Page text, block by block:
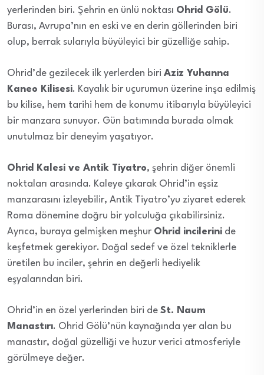
yerlerinden biri. Şehrin en ünlü noktası Ohrid Gölü.
Burası, Avrupa’nın en eski ve en derin göllerinden biri
olup, berrak sularıyla büyüleyici bir güzelliğe sahip.
Ohrid’de gezilecek ilk yerlerden biri Aziz Yuhanna
Kaneo Kilisesi. Kayalık bir uçurumun üzerine inşa edilmiş
bu kilise, hem tarihi hem de konumu itibarıyla büyüleyici
bir manzara sunuyor. Gün batımında burada olmak
unutulmaz bir deneyim yaşatıyor.
Ohrid Kalesi ve Antik Tiyatro, şehrin diğer önemli
noktaları arasında. Kaleye çıkarak Ohrid’in eşsiz
manzarasını izleyebilir, Antik Tiyatro’yu ziyaret ederek
Roma dönemine doğru bir yolculuğa çıkabilirsiniz.
Ayrıca, buraya gelmişken meşhur Ohrid incilerini de
keşfetmek gerekiyor. Doğal sedef ve özel tekniklerle
üretilen bu inciler, şehrin en değerli hediyelik
eşyalarından biri.
Ohrid’in en özel yerlerinden biri de St. Naum
Manastırı. Ohrid Gölü’nün kaynağında yer alan bu
manastır, doğal güzelliği ve huzur verici atmosferiyle
görülmeye değer.